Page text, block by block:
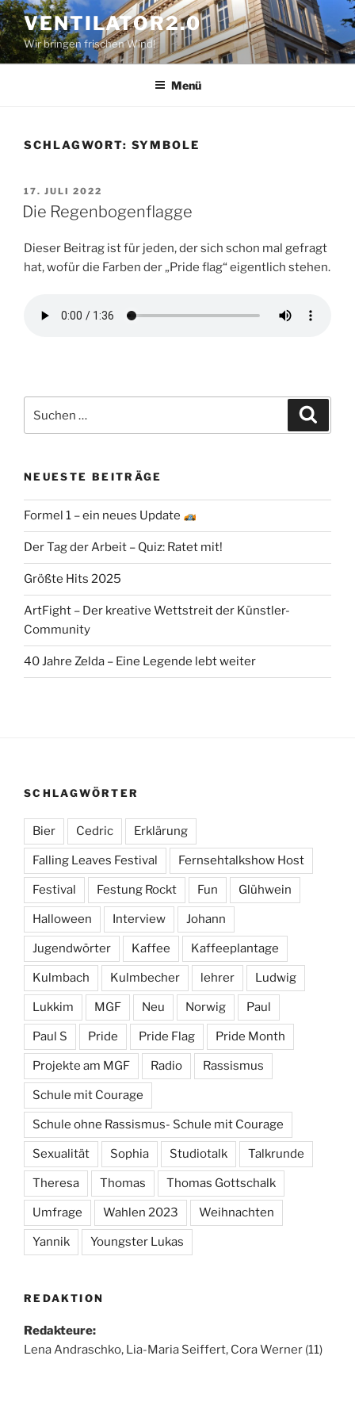
Zum
Inhalt
springen
VENTILATOR2.0
Wir bringen frischen Wind!
Menü
SCHLAGWORT: SYMBOLE
VERÖFFENTLICHT
AM
17. JULI 2022
Die Regenbogenflagge
Dieser Beitrag ist für jeden, der sich schon mal gefragt
hat, wofür die Farben der „Pride flag“ eigentlich stehen.
nach:
NEUESTE BEITRÄGE
Formel 1 – ein neues Update
Der Tag der Arbeit – Quiz: Ratet mit!
Größte Hits 2025
ArtFight – Der kreative Wettstreit der Künstler-
Community
40 Jahre Zelda – Eine Legende lebt weiter
SCHLAGWÖRTER
Bier Cedric Erklärung
Falling Leaves Festival Fernsehtalkshow Host
Festival Festung Rockt Fun Glühwein
Halloween Interview Johann
Jugendwörter Kaffee Kaffeeplantage
Kulmbach Kulmbecher lehrer Ludwig
Lukkim MGF Neu Norwig Paul
Paul S Pride Pride Flag Pride Month
Projekte am MGF Radio Rassismus
Schule mit Courage
Schule ohne Rassismus- Schule mit Courage
Sexualität Sophia Studiotalk Talkrunde
Theresa Thomas Thomas Gottschalk
Umfrage Wahlen 2023 Weihnachten
Yannik Youngster Lukas
REDAKTION
Redakteure:
Lena Andraschko, Lia-Maria Seiffert, Cora Werner (11)